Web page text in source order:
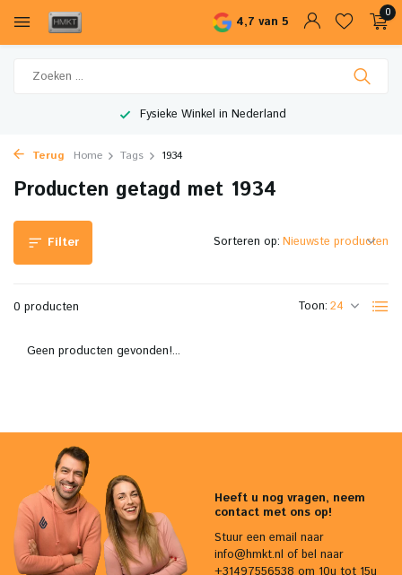
4,7 van 5
0
Fysieke Winkel in Nederland
Terug Home Tags 1934
Producten getagd met 1934
Filter
0 producten Toon:
Sorteren op:
Geen producten gevonden!...
Heeft u nog vragen, neem
contact met ons op!
Stuur een email naar
info@hmkt.nl of bel naar